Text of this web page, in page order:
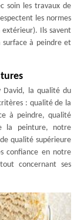
soin les travaux de
les normes
Ils savent
à peindre et
David, la qualité du
: qualité de la
à peindre, qualité
la peinture, notre
qualité supérieure
confiance en notre
concernant ses